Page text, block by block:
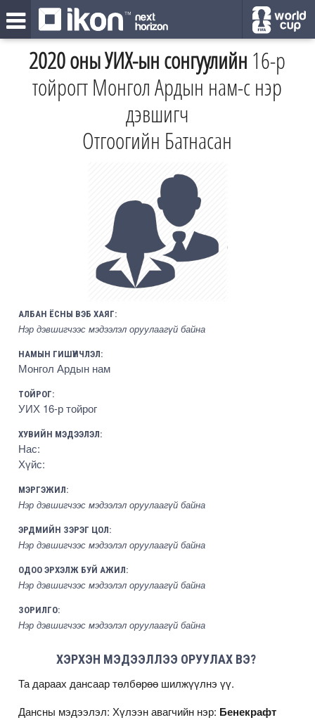
2020 оны УИХ-ын сонгуулийн 16-р
тойрогт Монгол Ардын нам-с нэр
дэвшигч
Отгоогийн Батнасан
АЛБАН ЁСНЫ ВЭБ ХАЯГ:
Нэр дэвшигчээс мэдээлэл оруулаагүй байна
НАМЫН ГИШҮҮНЧЛЭЛ:
Монгол Ардын нам
ТОЙРОГ:
УИХ 16-р тойрог
ХУВИЙН МЭДЭЭЛЭЛ:
Нас:
Хүйс:
МЭРГЭЖИЛ:
Нэр дэвшигчээс мэдээлэл оруулаагүй байна
ЭРДМИЙН ЗЭРЭГ ЦОЛ:
Нэр дэвшигчээс мэдээлэл оруулаагүй байна
ОДОО ЭРХЭЛЖ БУЙ АЖИЛ:
Нэр дэвшигчээс мэдээлэл оруулаагүй байна
ЗОРИЛГО:
Нэр дэвшигчээс мэдээлэл оруулаагүй байна
ХЭРХЭН МЭДЭЭЛЛЭЭ ОРУУЛАХ ВЭ?
Та дараах дансаар төлбөрөө шилжүүлнэ үү.
Дансны мэдээлэл: Хүлээн авагчийн нэр: Бенекрафт